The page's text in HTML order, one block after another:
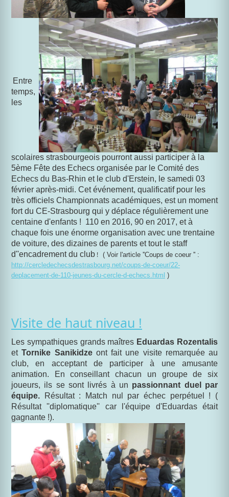
Entre
temps,
les
scolaires strasbourgeois pourront aussi participer à la
5ème Fête des Echecs organisée par le Comité des
Echecs du Bas-Rhin et le club d'Erstein, le samedi 03
février après-midi. Cet événement, qualificatif pour les
très officiels Championnats académiques, est un moment
fort du CE-Strasbourg qui y déplace régulièrement une
centaine d'enfants ! 110 en 2016, 90 en 2017, et à
chaque fois une énorme organisation avec une trentaine
de voiture, des dizaines de parents et tout le staff
d''encadrement du club ! ( Voir l'article ''Coups de coeur '' :
http://cercledechecsdestrasbourg.net/coups-de-coeur/22-
deplacement-de-110-jeunes-du-cercle-d-echecs.html )
Visite de haut niveau !
Les sympathiques grands maîtres Eduardas Rozentalis
etTornike Sanikidzeont fait une visite remarquée au
club, en acceptant de participer à une amusante
animation. En conseillant chacun un groupe de six
joueurs, ils se sont livrés à un passionnant duel par
équipe. Résultat : Match nul par échec perpétuel ! (
Résultat ''diplomatique'' car l'équipe d'Eduardas était
gagnante !).